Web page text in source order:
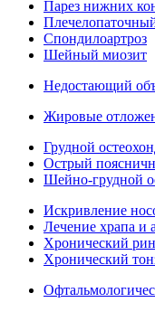
Парез нижних
Спондилоартроз
Шейный миозит
Недостающий
Жировые
Грудной
Острый
Шейно-грудной
Искривление
Лечение храпа и
Хронический
Хронический